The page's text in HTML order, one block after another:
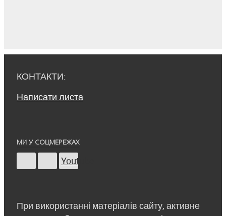
КОНТАКТИ:
Написати листа
МИ У СОЦМЕРЕЖАХ
Youtube
При використанні матеріалів сайту, активне